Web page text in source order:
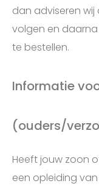
dan adviseren wij
volgen en daarna
te bestellen.
Informatie
(ouders/
Heeft jouw zoon
een opleiding